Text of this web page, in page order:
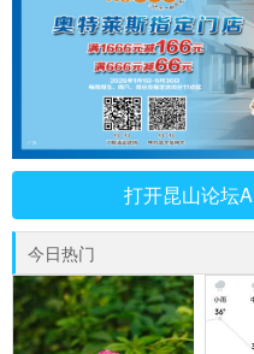
打开昆山论坛
今日热门